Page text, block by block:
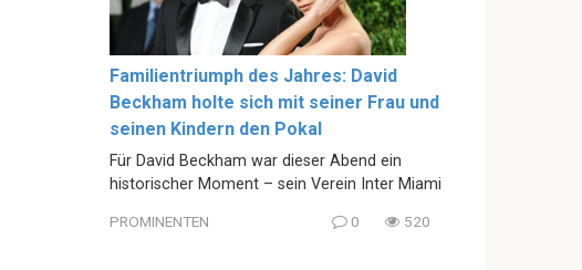
Familientriumph des Jahres: David
Beckham holte sich mit seiner Frau und
seinen Kindern den Pokal
Für David Beckham war dieser Abend ein
historischer Moment – sein Verein Inter Miami
PROMINENTEN 0 520